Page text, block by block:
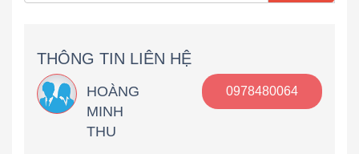
THÔNG TIN LIÊN HỆ
HOÀNG
MINH
THU
0978480064